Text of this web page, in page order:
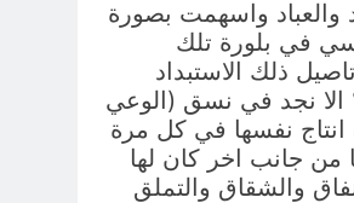
والعباد واسهمت بصورة
في بلورة تلك
ذلك الاستبداد
؟ الا نجد في نسق (الوعي
انتاج نفسها في كل مرة
من جانب اخر كان لها
والشقاق والتملق